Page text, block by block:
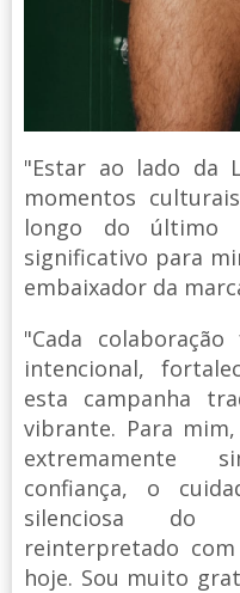
"Estar ao lado da
momentos
longo do último
significativo para
embaixador da
"Cada
intencional,
esta campanha
vibrante. Para
extremamente
confiança, o
silenciosa do
reinterpretado
hoje. Sou muito